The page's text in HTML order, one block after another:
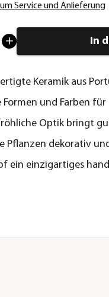
Service und Anlieferung
In
Keramik aus
Formen und Farben
Optik bringt
Pflanzen dekorativ
ein einzigartiges